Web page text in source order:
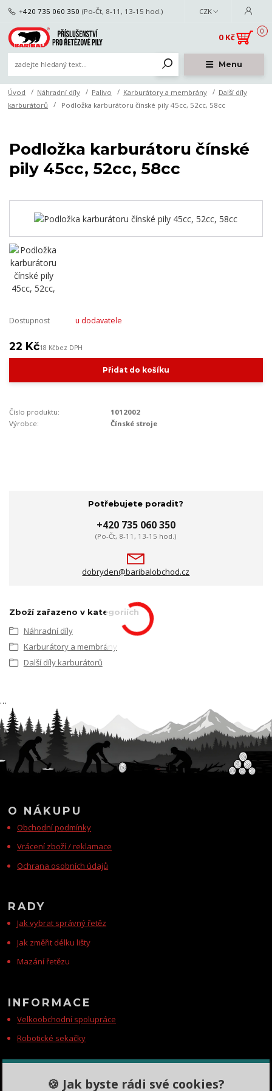
Menu
CZK
+420 735 060 350 (Po-Čt, 8-11, 13-15 hod.)
0
0 Kč
Úvod Náhradní díly Palivo Karburátory a membrány
Další díly
karburátorů
Podložka karburátoru čínské pily 45cc, 52cc, 58cc
Podložka karburátoru čínské
pily 45cc, 52cc, 58cc
Dostupnost u dodavatele
22 Kč18 Kčbez DPH
Přidat do košíku
Číslo produktu:
1012002
Výrobce:
Čínské stroje
Potřebujete poradit?
+420 735 060 350
(Po-Čt, 8-11, 13-15 hod.)
dobryden@baribalobchod.cz
Zboží zařazeno v kategoriích
Náhradní díly
Karburátory a membrány
Další díly karburátorů
O NÁKUPU
Obchodní podmínky
Vrácení zboží / reklamace
Ochrana osobních údajů
RADY
Jak vybrat správný řetěz
Jak změřit délku lišty
Mazání řetězu
INFORMACE
Velkoobchodní spolupráce
Robotické sekačky
KONTAKTY
…
🍪 Jak byste rádi své cookies?